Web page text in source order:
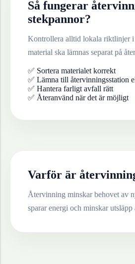
Så fungerar
stekpannor?
Kontrollera alltid lokala riktlinjer i
material ska lämnas separat på
✅ Sortera materialet korrekt
✅ Lämna till återvinningsstation
✅ Hantera farligt avfall rätt
✅ Återanvänd när det är möjligt
Varför är
Återvinning minskar behovet av
sparar energi och minskar utsläpp